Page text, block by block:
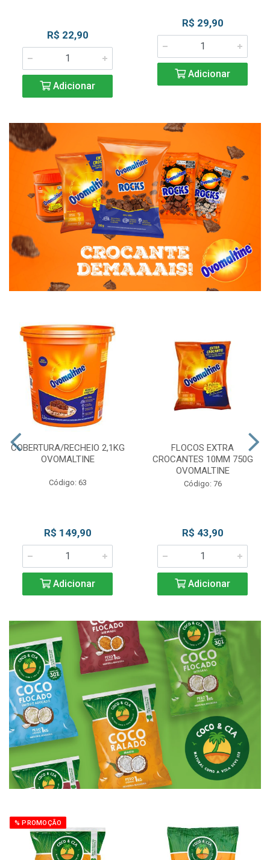
R$ 22,90
Adicionar
R$ 29,90
Adicionar
COBERTURA/RECHEIO 2,1KG
OVOMALTINE
Código: 63
R$ 149,90
Adicionar
FLOCOS EXTRA
CROCANTES 10MM 750G
OVOMALTINE
Código: 76
R$ 43,90
Adicionar
% PROMOÇÃO